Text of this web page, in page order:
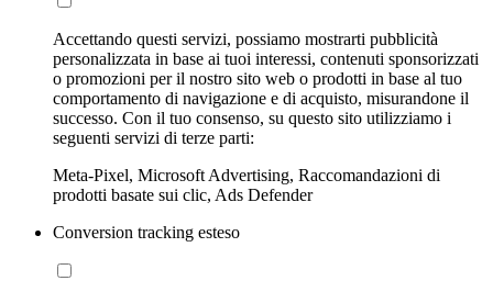
Accettando questi servizi, possiamo mostrarti pubblicità
personalizzata in base ai tuoi interessi, contenuti sponsorizzati
o promozioni per il nostro sito web o prodotti in base al tuo
comportamento di navigazione e di acquisto, misurandone il
successo. Con il tuo consenso, su questo sito utilizziamo i
seguenti servizi di terze parti:
Meta-Pixel, Microsoft Advertising, Raccomandazioni di
prodotti basate sui clic, Ads Defender
Conversion tracking esteso